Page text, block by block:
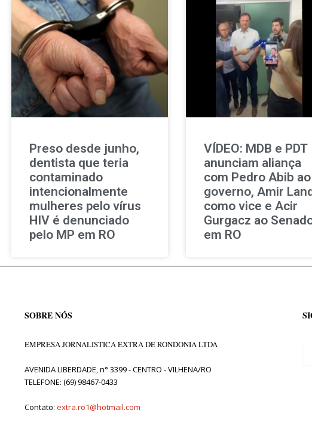
Preso desde junho,
dentista que teria
contaminado
intencionalmente
mulheres pelo vírus
HIV é denunciado
pelo MP em RO
VÍDEO: MDB e PDT
anunciam aliança
com Pedro Abib ao
governo, Amir
como vice e Acir
Gurgacz ao
em RO
SOBRE NÓS
EMPRESA JORNALISTICA EXTRA DE RONDONIA LTDA
AVENIDA LIBERDADE, n° 3399 - CENTRO - VILHENA/RO
TELEFONE: (69) 98467-0433
Contato: extra.ro1@hotmail.com